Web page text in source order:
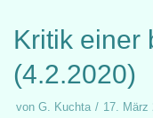
Kritik einer
(4.2.2020)
von G. Kuchta 17. März